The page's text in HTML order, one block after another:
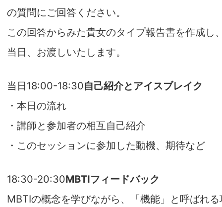
の質問にご回答ください。
この回答からみた貴女のタイプ報告書を作成し
当日、お渡しいたします。
当日18:00-18:30自己紹介とアイスブレイク
・本日の流れ
・講師と参加者の相互自己紹介
・このセッションに参加した動機、期待など
18:30-20:30MBTIフィードバック
MBTIの概念を学びながら、「機能」と呼ばれる